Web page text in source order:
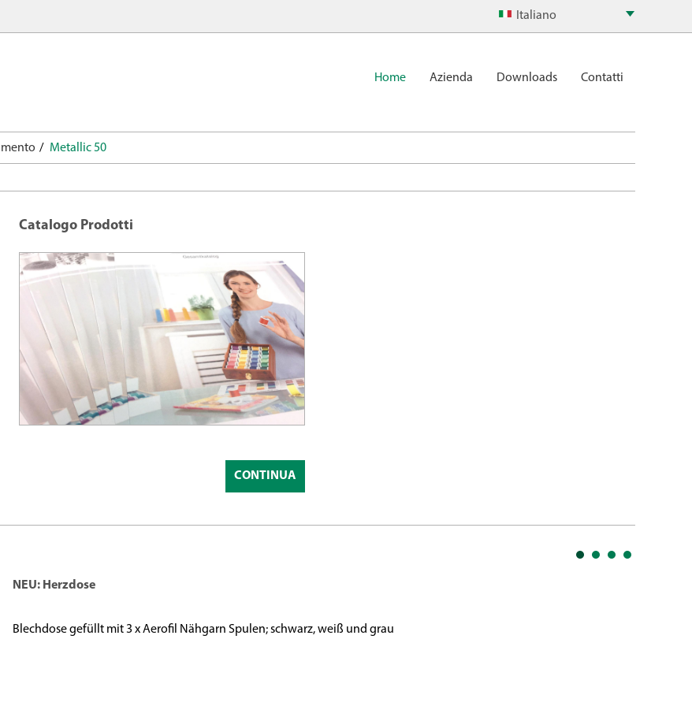
Italiano
Home Azienda Downloads Contatti
Metallic 50
Catalogo Prodotti
CONTINUA
NEU: Herzdose
Blechdose gefüllt mit 3 x Aerofil Nähgarn Spulen; schwarz, weiß und grau